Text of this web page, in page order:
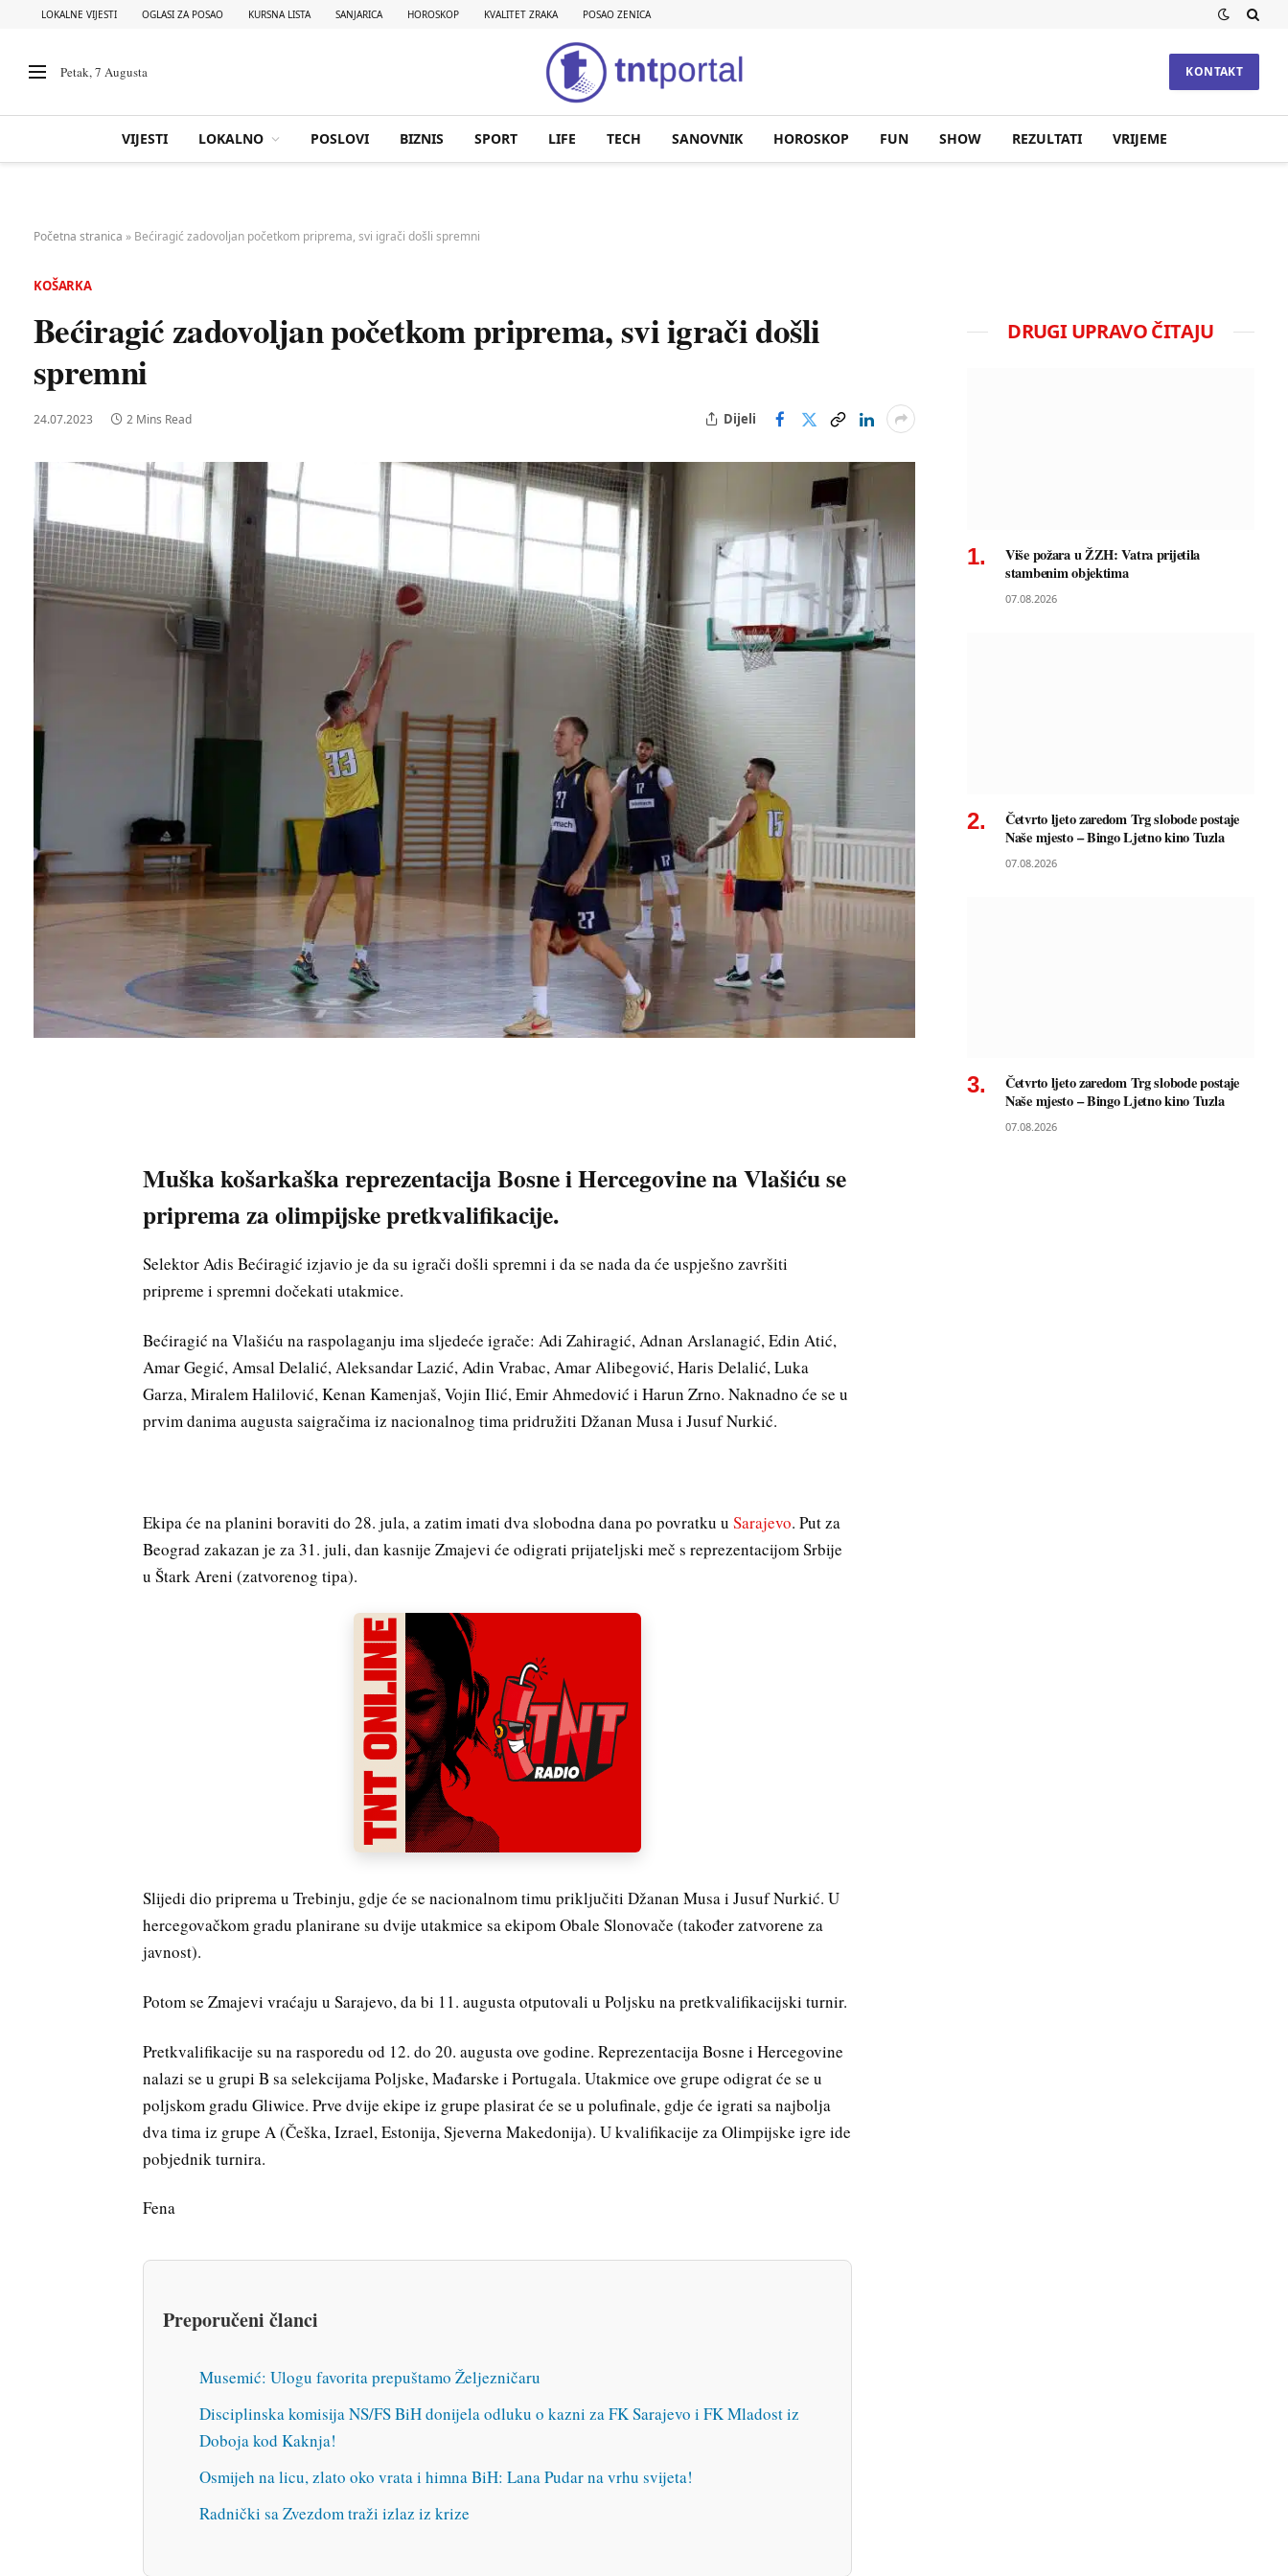
LOKALNE VIJESTI OGLASI ZA POSAO KURSNA LISTA SANJARICA HOROSKOP KVALITET ZRAKA POSAO ZENICA
Petak, 7 Augusta KONTAKT
VIJESTI LOKALNO POSLOVI BIZNIS SPORT LIFE TECH SANOVNIK HOROSKOP FUN SHOW REZULTATI VRIJEME
Početna stranica » Bećiragić zadovoljan početkom priprema, svi igrači došli spremni
KOŠARKA
Bećiragić zadovoljan početkom priprema, svi igrači došli
spremni
24.07.2023 2 Mins Read Dijeli
Muška košarkaška reprezentacija Bosne i Hercegovine na Vlašiću se
priprema za olimpijske pretkvalifikacije.
Selektor Adis Bećiragić izjavio je da su igrači došli spremni i da se nada da će uspješno završiti
pripreme i spremni dočekati utakmice.
Bećiragić na Vlašiću na raspolaganju ima sljedeće igrače: Adi Zahiragić, Adnan Arslanagić, Edin Atić,
Amar Gegić, Amsal Delalić, Aleksandar Lazić, Adin Vrabac, Amar Alibegović, Haris Delalić, Luka
Garza, Miralem Halilović, Kenan Kamenjaš, Vojin Ilić, Emir Ahmedović i Harun Zrno. Naknadno će se u
prvim danima augusta saigračima iz nacionalnog tima pridružiti Džanan Musa i Jusuf Nurkić.
Ekipa će na planini boraviti do 28. jula, a zatim imati dva slobodna dana po povratku uSarajevo. Put za
Beograd zakazan je za 31. juli, dan kasnije Zmajevi će odigrati prijateljski meč s reprezentacijom Srbije
u Štark Areni (zatvorenog tipa).
Slijedi dio priprema u Trebinju, gdje će se nacionalnom timu priključiti Džanan Musa i Jusuf Nurkić. U
hercegovačkom gradu planirane su dvije utakmice sa ekipom Obale Slonovače (također zatvorene za
javnost).
Potom se Zmajevi vraćaju u Sarajevo, da bi 11. augusta otputovali u Poljsku na pretkvalifikacijski turnir.
Pretkvalifikacije su na rasporedu od 12. do 20. augusta ove godine. Reprezentacija Bosne i Hercegovine
nalazi se u grupi B sa selekcijama Poljske, Mađarske i Portugala. Utakmice ove grupe odigrat će se u
poljskom gradu Gliwice. Prve dvije ekipe iz grupe plasirat će se u polufinale, gdje će igrati sa najbolja
dva tima iz grupe A (Češka, Izrael, Estonija, Sjeverna Makedonija). U kvalifikacije za Olimpijske igre ide
pobjednik turnira.
Fena
Preporučeni članci
Musemić: Ulogu favorita prepuštamo Željezničaru
Disciplinska komisija NS/FS BiH donijela odluku o kazni za FK Sarajevo i FK Mladost iz
Doboja kod Kaknja!
Osmijeh na licu, zlato oko vrata i himna BiH: Lana Pudar na vrhu svijeta!
Radnički sa Zvezdom traži izlaz iz krize
DRUGI UPRAVO ČITAJU
Više požara u ŽZH: Vatra prijetila
stambenim objektima
07.08.2026
Četvrto ljeto zaredom Trg slobode postaje
Naše mjesto – Bingo Ljetno kino Tuzla
07.08.2026
Četvrto ljeto zaredom Trg slobode postaje
Naše mjesto – Bingo Ljetno kino Tuzla
07.08.2026